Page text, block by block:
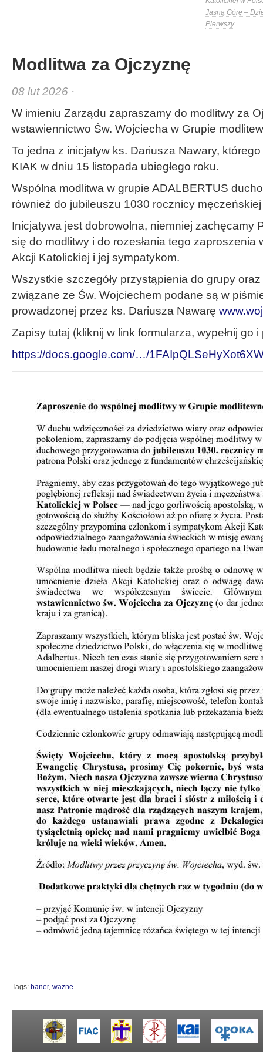
Jasną Górę –
Pierwszy
Modlitwa za Ojczyznę
08 lut 2026 ·
W imieniu Zarządu zapraszamy do modlitwy za
wstawiennictwo Św. Wojciecha w Grupie
To jedna z inicjatyw ks. Dariusza Nawary,
KIAK w dniu 15 listopada ubiegłego roku.
Wspólna modlitwa w grupie ADALBERTUS
również do jubileuszu 1030 rocznicy
Inicjatywa jest dobrowolna, niemniej zachęcamy
się do modlitwy i do rozesłania tego zaproszenia
Akcji Katolickiej i jej sympatykom.
Wszystkie szczegóły przystąpienia do grupy
związane ze Św. Wojciechem podane są w
prowadzonej przez ks. Dariusza Nawarę
Zapisy tutaj (kliknij w link formularza, wypełnij go i
https://docs.google.com/…/
Tags: baner, ważne